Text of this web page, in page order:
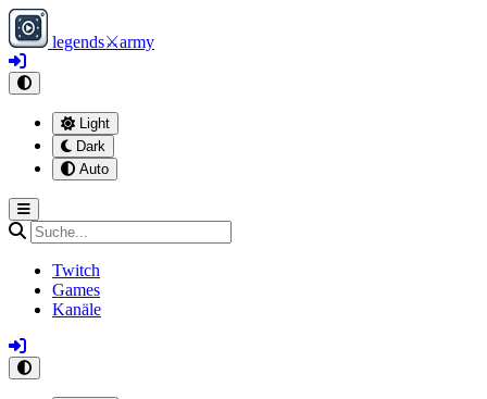
legends⚔army
Light
Dark
Auto
Twitch
Games
Kanäle